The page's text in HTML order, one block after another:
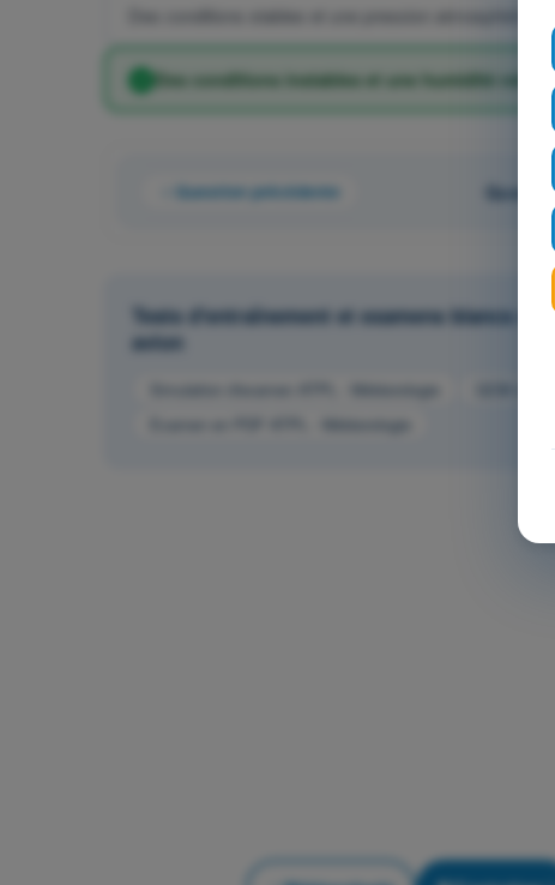
Des conditions stables et une pression atmosphérique
Des conditions instables et une humidité
Question précédente
Tests d'entraînement et examens blancs
avion
Simulation d'examen ATPL - Météorologie
QCM
Examen en PDF ATPL - Météorologie